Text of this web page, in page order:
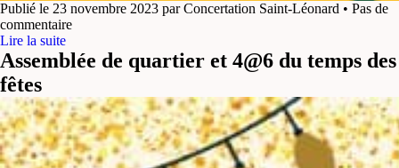
Publié le 23 novembre 2023 par Concertation Saint-Léonard • Pas de
commentaire
Lire la suite
Assemblée de quartier et 4@6 du temps des
fêtes